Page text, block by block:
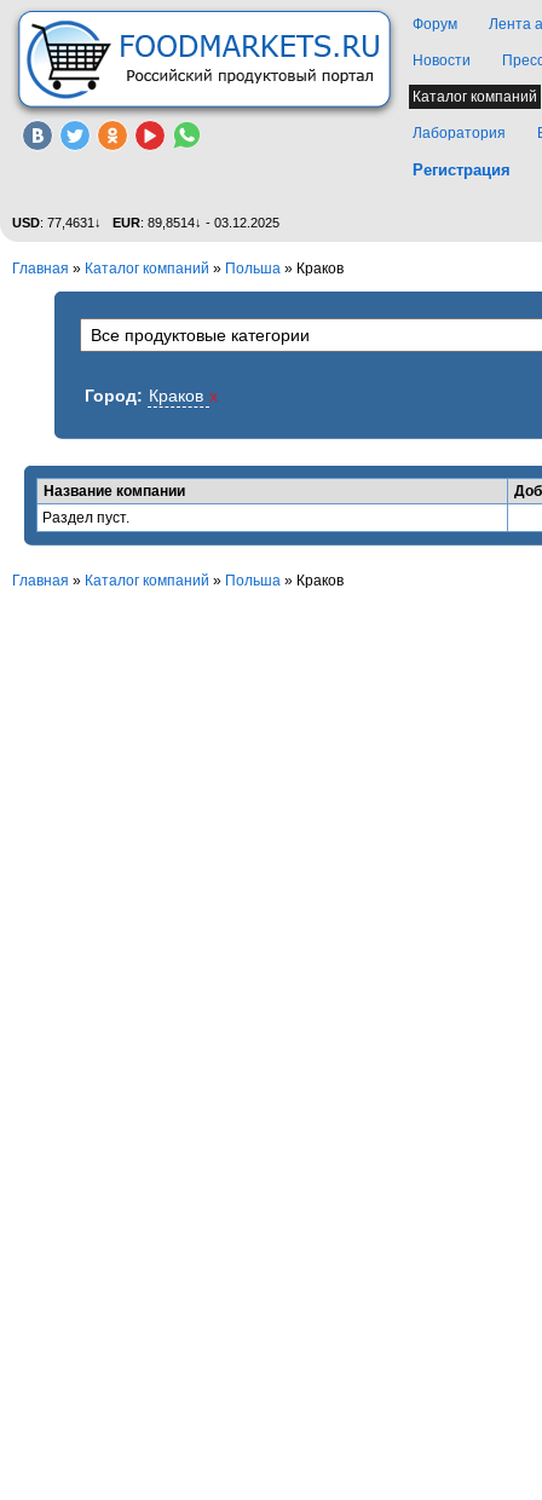
Форум Лента
Новости
Каталог компаний
Лаборатория
Регистрация
USD: 77,4631↓ EUR: 89,8514↓ - 03.12.2025
Главная » Каталог компаний » Польша » Краков
Город: Краков x
Название компании
Раздел пуст.
Главная » Каталог компаний » Польша » Краков